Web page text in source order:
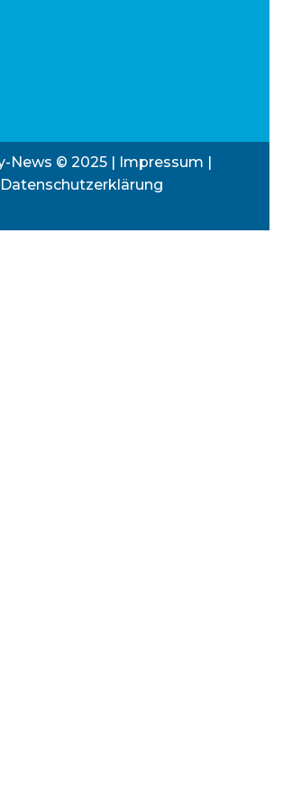
News © 2025 | Impressum
Datenschutzerklärung